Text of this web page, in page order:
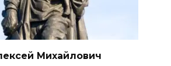
Михайлович